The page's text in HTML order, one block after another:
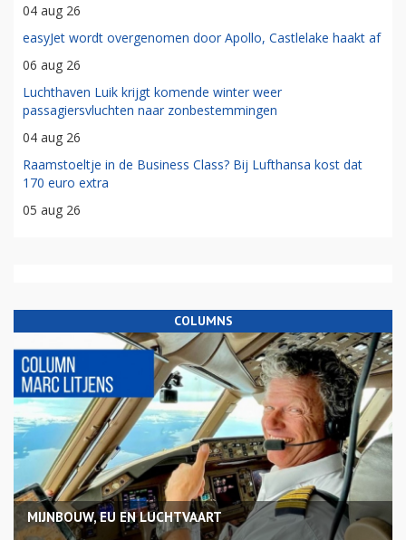
04 aug 26
easyJet wordt overgenomen door Apollo, Castlelake haakt af
06 aug 26
Luchthaven Luik krijgt komende winter weer
passagiersvluchten naar zonbestemmingen
04 aug 26
Raamstoeltje in de Business Class? Bij Lufthansa kost dat
170 euro extra
05 aug 26
COLUMNS
MIJNBOUW, EU EN LUCHTVAART